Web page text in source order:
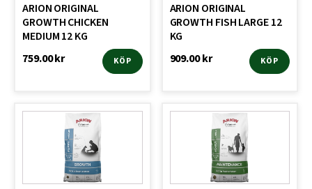
ARION ORIGINAL
GROWTH CHICKEN
MEDIUM 12 KG
759.00kr KÖP
ARION ORIGINAL
GROWTH FISH LARGE 12
KG
909.00kr KÖP